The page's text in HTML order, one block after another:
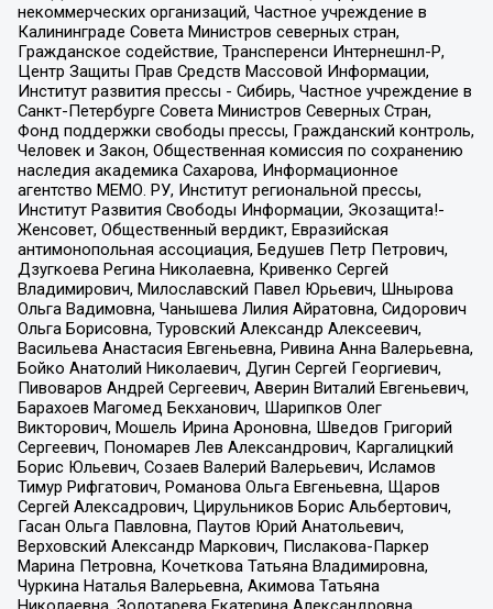
некоммерческих организаций, Частное учреждение в
Калининграде Совета Министров северных стран,
Гражданское содействие, Трансперенси Интернешнл-Р,
Центр Защиты Прав Средств Массовой Информации,
Институт развития прессы - Сибирь, Частное учреждение в
Санкт-Петербурге Совета Министров Северных Стран,
Фонд поддержки свободы прессы, Гражданский контроль,
Человек и Закон, Общественная комиссия по сохранению
наследия академика Сахарова, Информационное
агентство МЕМО. РУ, Институт региональной прессы,
Институт Развития Свободы Информации, Экозащита!-
Женсовет, Общественный вердикт, Евразийская
антимонопольная ассоциация, Бедушев Петр Петрович,
Дзугкоева Регина Николаевна, Кривенко Сергей
Владимирович, Милославский Павел Юрьевич, Шнырова
Ольга Вадимовна, Чанышева Лилия Айратовна, Сидорович
Ольга Борисовна, Туровский Александр Алексеевич,
Васильева Анастасия Евгеньевна, Ривина Анна Валерьевна,
Бойко Анатолий Николаевич, Дугин Сергей Георгиевич,
Пивоваров Андрей Сергеевич, Аверин Виталий Евгеньевич,
Барахоев Магомед Бекханович, Шарипков Олег
Викторович, Мошель Ирина Ароновна, Шведов Григорий
Сергеевич, Пономарев Лев Александрович, Каргалицкий
Борис Юльевич, Созаев Валерий Валерьевич, Исламов
Тимур Рифгатович, Романова Ольга Евгеньевна, Щаров
Сергей Алексадрович, Цирульников Борис Альбертович,
Гасан Ольга Павловна, Паутов Юрий Анатольевич,
Верховский Александр Маркович, Пислакова-Паркер
Марина Петровна, Кочеткова Татьяна Владимировна,
Чуркина Наталья Валерьевна, Акимова Татьяна